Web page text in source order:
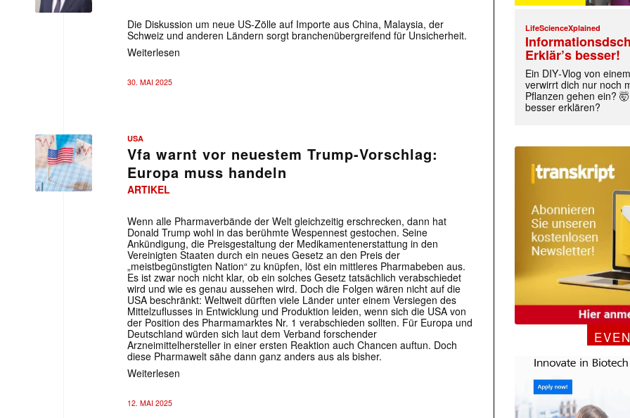
Die Diskussion um neue US-Zölle auf Importe aus China, Malaysia, der
Schweiz und anderen Ländern sorgt branchenübergreifend für Unsicherheit.
Weiterlesen
30. MAI 2025
USA
Vfa warnt vor neuestem Trump-Vorschlag:
Europa muss handeln
ARTIKEL
Wenn alle Pharmaverbände der Welt gleichzeitig erschrecken, dann hat
Donald Trump wohl in das berühmte Wespennest gestochen. Seine
Ankündigung, die Preisgestaltung der Medikamentenerstattung in den
Vereinigten Staaten durch ein neues Gesetz an den Preis der
„meistbegünstigten Nation“ zu knüpfen, löst ein mittleres Pharmabeben aus.
Es ist zwar noch nicht klar, ob ein solches Gesetz tatsächlich verabschiedet
wird und wie es genau aussehen wird. Doch die Folgen wären nicht auf die
USA beschränkt: Weltweit dürften viele Länder unter einem Versiegen des
Mittelzuflusses in Entwicklung und Produktion leiden, wenn sich die USA von
der Position des Pharmamarktes Nr. 1 verabschieden sollten. Für Europa und
Deutschland würden sich laut dem Verband forschender
Arzneimittelhersteller in einer ersten Reaktion auch Chancen auftun. Doch
diese Pharmawelt sähe dann ganz anders aus als bisher.
Weiterlesen
12. MAI 2025
LifeScienceXplained
Erklär’s besser!
Ein DIY‑Vlog von
verwirrt dich nur noch
Pflanzen gehen ein?
besser erklären?